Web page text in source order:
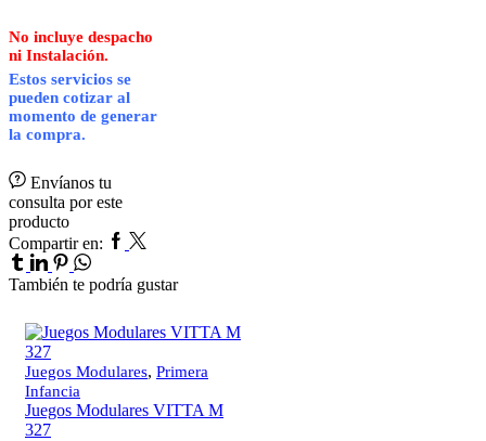
No incluye despacho
ni Instalación.
Estos servicios se
pueden cotizar al
momento de generar
la compra.
Envíanos tu
consulta por este
producto
Compartir en: Facebook
Twitter
Linkedin
Pinterest
Whatsapp
También te podría gustar
Juegos Modulares, Primera
Infancia
Juegos Modulares VITTA M
327